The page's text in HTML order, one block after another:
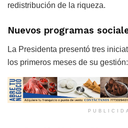
redistribución de la riqueza.
Nuevos programas
La Presidenta presentó tres
los primeros meses de su gestión: